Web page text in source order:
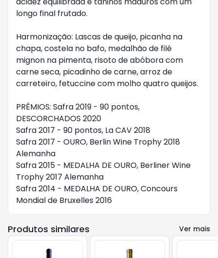
longo final frutado.
Harmonização: Lascas de queijo, picanha na
chapa, costela no bafo, medalhão de filé
mignon na pimenta, risoto de abóbora com
carne seca, picadinho de carne, arroz de
carreteiro, fetuccine com molho quatro queijos.
PRÊMIOS: Safra 2019 - 90 pontos,
DESCORCHADOS 2020
Safra 2017 - 90 pontos, La CAV 2018
Safra 2017 - OURO, Berlin Wine Trophy 2018
Alemanha
Safra 2015 - MEDALHA DE OURO, Berliner Wine
Trophy 2017 Alemanha
Safra 2014 - MEDALHA DE OURO, Concours
Mondial de Bruxelles 2016
Produtos similares Ver mais